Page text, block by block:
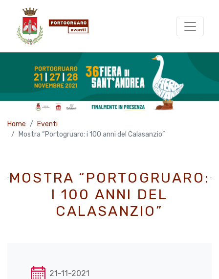
Home
Eventi
Mostra “Portogruaro: i 100 anni del Calasanzio”
MOSTRA “PORTOGRUARO:
I 100 ANNI DEL
CALASANZIO”
21-11-2021